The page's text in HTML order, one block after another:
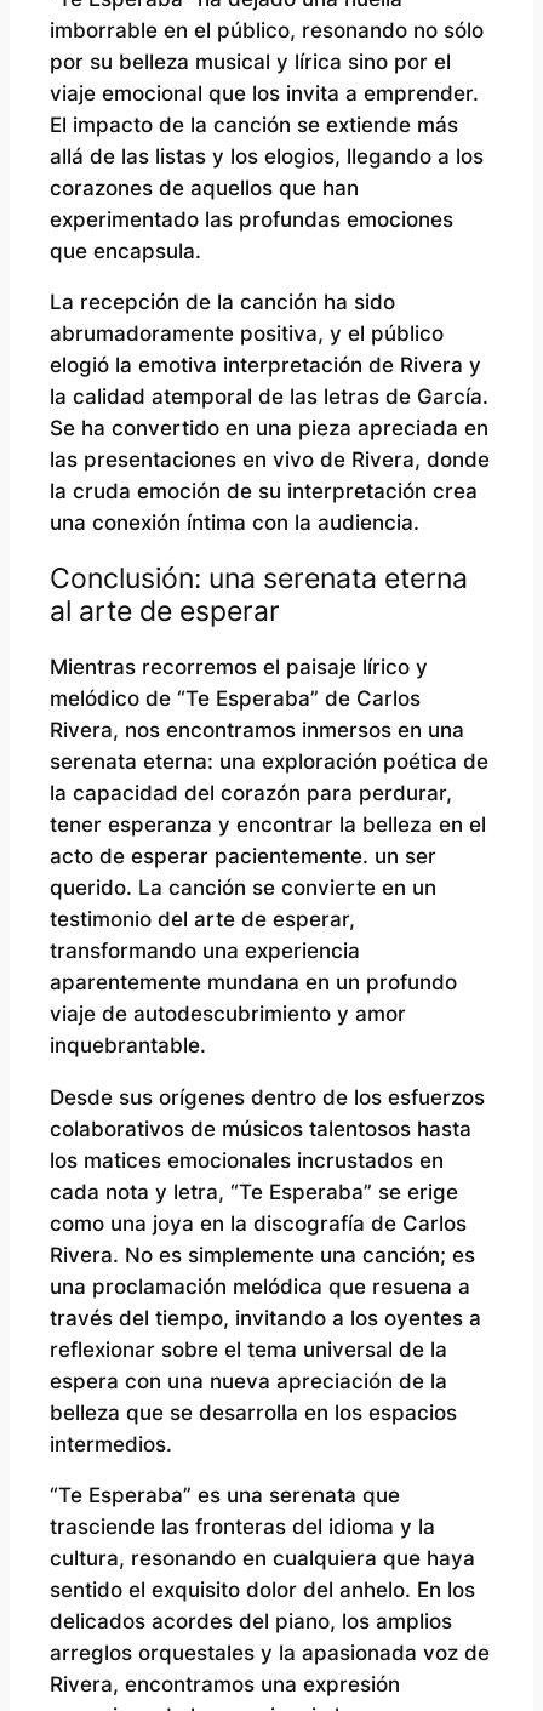
imborrable en el público, resonando no sólo
por su belleza musical y lírica sino por el
viaje emocional que los invita a emprender.
El impacto de la canción se extiende más
allá de las listas y los elogios, llegando a los
corazones de aquellos que han
experimentado las profundas emociones
que encapsula.
La recepción de la canción ha sido
abrumadoramente positiva, y el público
elogió la emotiva interpretación de Rivera y
la calidad atemporal de las letras de García.
Se ha convertido en una pieza apreciada en
las presentaciones en vivo de Rivera, donde
la cruda emoción de su interpretación crea
una conexión íntima con la audiencia.
Conclusión: una serenata eterna
al arte de esperar
Mientras recorremos el paisaje lírico y
melódico de “Te Esperaba” de Carlos
Rivera, nos encontramos inmersos en una
serenata eterna: una exploración poética de
la capacidad del corazón para perdurar,
tener esperanza y encontrar la belleza en el
acto de esperar pacientemente. un ser
querido. La canción se convierte en un
testimonio del arte de esperar,
transformando una experiencia
aparentemente mundana en un profundo
viaje de autodescubrimiento y amor
inquebrantable.
Desde sus orígenes dentro de los esfuerzos
colaborativos de músicos talentosos hasta
los matices emocionales incrustados en
cada nota y letra, “Te Esperaba” se erige
como una joya en la discografía de Carlos
Rivera. No es simplemente una canción; es
una proclamación melódica que resuena a
través del tiempo, invitando a los oyentes a
reflexionar sobre el tema universal de la
espera con una nueva apreciación de la
belleza que se desarrolla en los espacios
intermedios.
“Te Esperaba” es una serenata que
trasciende las fronteras del idioma y la
cultura, resonando en cualquiera que haya
sentido el exquisito dolor del anhelo. En los
delicados acordes del piano, los amplios
arreglos orquestales y la apasionada voz de
Rivera, encontramos una expresión